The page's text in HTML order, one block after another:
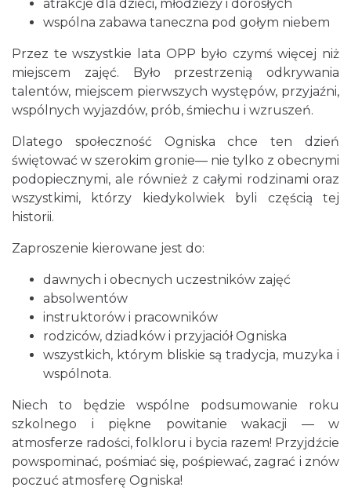
III Ogólnopolski Festiwal Folkloru
Dziecięcego „ Jaworowy Listek”
Istebna
Pójcie Dziecka – będzie kino!
Istebna
0.71 km
Piknik Rodzinny ze św. Franciszkiem z
Asyżu
atrakcje dla dzieci, młodzieży i dorosłych
wspólna zabawa taneczna pod gołym niebem
Przez te wszystkie lata OPP było czymś więcej niż
miejscem zajęć. Było przestrzenią odkrywania
talentów, miejscem pierwszych występów, przyjaźni,
wspólnych wyjazdów, prób, śmiechu i wzruszeń.
Dlatego społeczność Ogniska chce ten dzień
świętować w szerokim gronie— nie tylko z obecnymi
podopiecznymi, ale również z całymi rodzinami oraz
wszystkimi, którzy kiedykolwiek byli częścią tej
historii.
Zaproszenie kierowane jest do:
dawnych i obecnych uczestników zajęć
absolwentów
instruktorów i pracowników
rodziców, dziadków i przyjaciół Ogniska
wszystkich, którym bliskie są tradycja, muzyka i
wspólnota.
Niech to będzie wspólne podsumowanie roku
szkolnego i piękne powitanie wakacji — w
atmosferze radości, folkloru i bycia razem! Przyjdźcie
powspominać, pośmiać się, pośpiewać, zagrać i znów
poczuć atmosferę Ogniska!